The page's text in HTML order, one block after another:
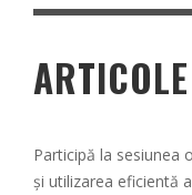
Participă la sesiunea
și utilizarea eficientă